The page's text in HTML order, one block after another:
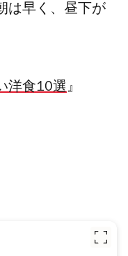
は早く、昼下が
洋食10選』